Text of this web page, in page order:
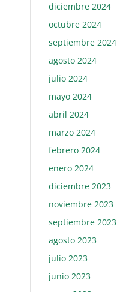
diciembre 2024
octubre 2024
septiembre 2024
agosto 2024
julio 2024
mayo 2024
abril 2024
marzo 2024
febrero 2024
enero 2024
diciembre 2023
noviembre 2023
septiembre 2023
agosto 2023
julio 2023
junio 2023